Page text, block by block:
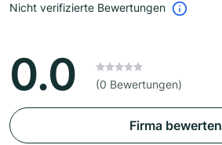
Nicht verifizierte Bewertungen
0.0 (0 Bewertungen)
Firma bewerten